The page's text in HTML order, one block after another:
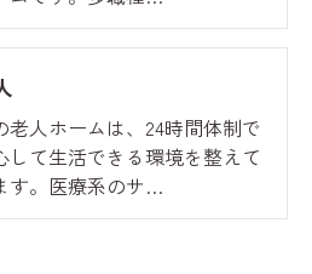
老人ホームは、24時間体制で
して生活できる環境を整えて
す。医療系のサ…